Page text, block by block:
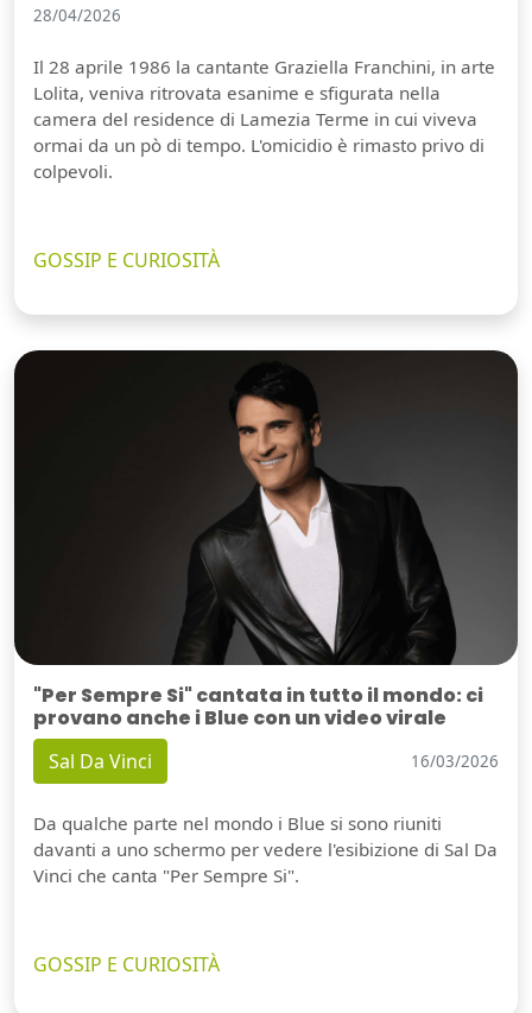
28/04/2026
Il 28 aprile 1986 la cantante Graziella Franchini, in arte
Lolita, veniva ritrovata esanime e sfigurata nella
camera del residence di Lamezia Terme in cui viveva
ormai da un pò di tempo. L'omicidio è rimasto privo di
colpevoli.
GOSSIP E CURIOSITÀ
"Per Sempre Si" cantata in tutto il mondo: ci
provano anche i Blue con un video virale
Sal Da Vinci 16/03/2026
Da qualche parte nel mondo i Blue si sono riuniti
davanti a uno schermo per vedere l'esibizione di Sal Da
Vinci che canta "Per Sempre Si".
GOSSIP E CURIOSITÀ